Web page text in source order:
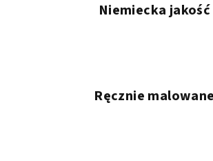
Niemiecka jakość
Ręcznie malowane